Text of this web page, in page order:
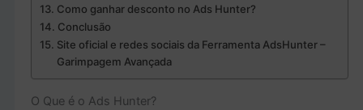
Como ganhar desconto no Ads Hunter?
Conclusão
Site oficial e redes sociais da Ferramenta AdsHunter –
Garimpagem Avançada
O Que é o Ads Hunter?